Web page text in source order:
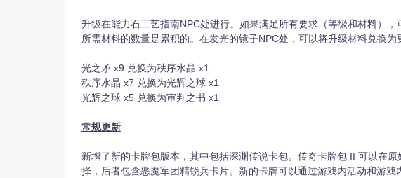
升级在能力石工艺指南NPC处进行。如果满足所有要求（等级和材料），
所需材料的数量是累积的。在发光的镜子NPC处，可以将升级材料兑换为
光之矛 x9 兑换为秩序水晶 x1
秩序水晶 x7 兑换为光辉之球 x1
光辉之球 x5 兑换为审判之书 x1
常规更新
新增了新的卡牌包版本，其中包括深渊传说卡包。传奇卡牌包 II 可以在
择，后者包含恶魔军团精锐兵卡片。新的卡牌可以通过游戏内活动和游戏